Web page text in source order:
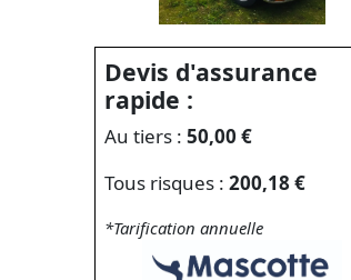
Devis d'assurance
rapide :
Au tiers :50,00 €
Tous risques :200,18 €
*Tarification annuelle